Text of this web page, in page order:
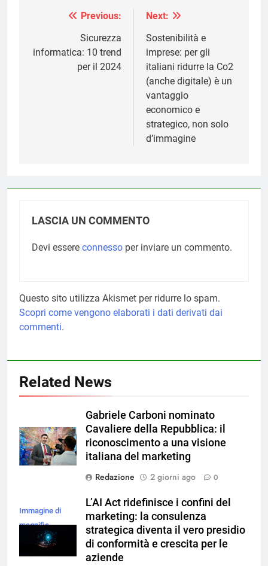
Navigazione
Previous:
Sicurezza
informatica: 10 trend
per il 2024
Next:
Sostenibilità e
imprese: per gli
italiani ridurre la Co2
(anche digitale) è un
vantaggio
economico e
strategico, non solo
d’immagine
LASCIA UN COMMENTO
Devi essere connesso per inviare un commento.
Questo sito utilizza Akismet per ridurre lo spam.
Scopri come vengono elaborati i dati derivati dai
commenti.
Related News
Gabriele Carboni nominato
Cavaliere della Repubblica: il
riconoscimento a una visione
italiana del marketing
Redazione
2 giorni ago 0
Immagine di
magnific
L’AI Act ridefinisce i confini del
marketing: la consulenza
strategica diventa il vero presidio
di conformità e crescita per le
aziende